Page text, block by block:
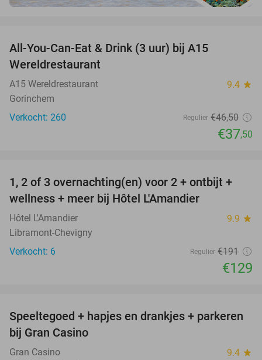
All-You-Can-Eat & Drink (3 uur) bij A15
Wereldrestaurant
A15 Wereldrestaurant 9.4 star
Gorinchem
Verkocht: 260
Regulier €46,50
€37,50
32%
TODAY
1, 2 of 3 overnachting(en) voor 2 + ontbijt +
wellness + meer bij Hôtel L'Amandier
Hôtel L'Amandier 9.9 star
Libramont-Chevigny
Verkocht: 6
Regulier €191
€129
50%
Speeltegoed + hapjes en drankjes + parkeren
bij Gran Casino
Gran Casino 9.4 star